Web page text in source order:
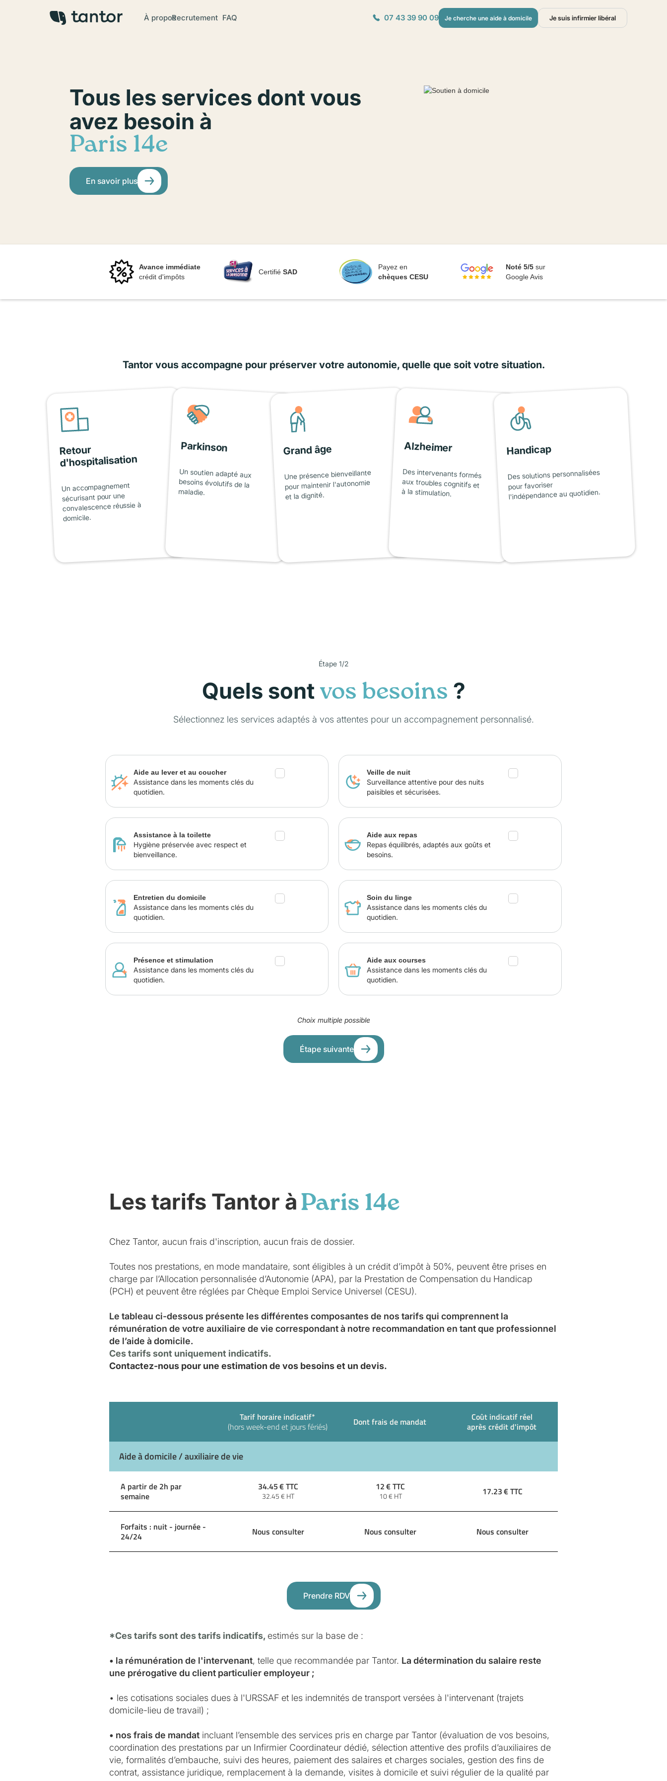
À proposRecrutement FAQ 07 43 39 90 09 Je cherche une aide à domicile Je suis infirmier libéral
Tous les services dont vous
avez besoin à
Paris 14e
En savoir plus
Avance immédiate
crédit d'impôts
CertifiéSAD
Payez en
chèques CESU
Noté 5/5sur
Google Avis
Tantor vous accompagne pour préserver votre autonomie, quelle que soit votre situation.
Retour
d'hospitalisation
Un accompagnement
sécurisant pour une
convalescence réussie à
domicile.
Parkinson
Un soutien adapté aux
besoins évolutifs de la
maladie.
Grand âge
Une présence bienveillante
pour maintenir l'autonomie
et la dignité.
Alzheimer
Des intervenants formés
aux troubles cognitifs et
à la stimulation.
Handicap
Des solutions personnalisées
pour favoriser
l'indépendance au quotidien.
Étape 1/2
Quels sont vos besoins ?
Sélectionnez les services adaptés à vos attentes pour un accompagnement personnalisé.
Aide au lever et au coucher
Assistance dans les moments clés du
quotidien.
Veille de nuit
Surveillance attentive pour des nuits
paisibles et sécurisées.
Assistance à la toilette
Hygiène préservée avec respect et
bienveillance.
Aide aux repas
Repas équilibrés, adaptés aux goûts et
besoins.
Entretien du domicile
Assistance dans les moments clés du
quotidien.
Soin du linge
Assistance dans les moments clés du
quotidien.
Présence et stimulation
Assistance dans les moments clés du
quotidien.
Aide aux courses
Assistance dans les moments clés du
quotidien.
Choix multiple possible
Étape suivante
Les tarifs Tantor à Paris 14e
Chez Tantor, aucun frais d'inscription, aucun frais de dossier.
Toutes nos prestations, en mode mandataire, sont éligibles à un crédit d’impôt à 50%, peuvent être prises en
charge par l’Allocation personnalisée d’Autonomie (APA), par la Prestation de Compensation du Handicap
(PCH) et peuvent être réglées par Chèque Emploi Service Universel (CESU).
Le tableau ci-dessous présente les différentes composantes de nos tarifs qui comprennent la
rémunération de votre auxiliaire de vie correspondant à notre recommandation en tant que professionnel
de l’aide à domicile.
Ces tarifs sont uniquement indicatifs.
Contactez-nous pour une estimation de vos besoins et un devis.
Tarif horaire indicatif*
(hors week-end et jours fériés)
Dont frais de mandat
Coût indicatif réel
après crédit d'impôt
Aide à domicile / auxiliaire de vie
A partir de 2h par
semaine
34.45€ TTC
32.45€ HT
12€ TTC
10€ HT 17.23€ TTC
Forfaits : nuit - journée -
24/24
Nous consulter Nous consulter Nous consulter
Prendre RDV
*Ces tarifs sont des tarifs indicatifs, estimés sur la base de :
• la rémunération de l'intervenant, telle que recommandée par Tantor. La détermination du salaire reste
une prérogative du client particulier employeur ;
• les cotisations sociales dues à l'URSSAF et les indemnités de transport versées à l'intervenant (trajets
domicile-lieu de travail) ;
• nos frais de mandat incluant l’ensemble des services pris en charge par Tantor (évaluation de vos besoins,
coordination des prestations par un Infirmier Coordinateur dédié, sélection attentive des profils d’auxiliaires de
vie, formalités d’embauche, suivi des heures, paiement des salaires et charges sociales, gestion des fins de
contrat, assistance juridique, remplacement à la demande, visites à domicile et suivi régulier de la qualité par